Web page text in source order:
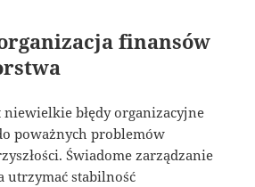
finansów
błędy organizacyjne
poważnych problemów
Świadome zarządzanie
utrzymać stabilność